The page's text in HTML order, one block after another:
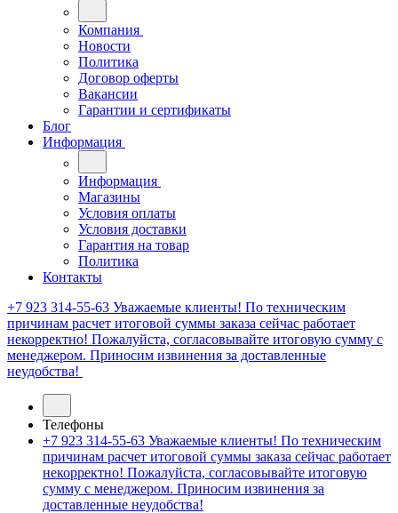
Компания
Новости
Политика
Договор оферты
Вакансии
Гарантии и сертификаты
Блог
Информация
Информация
Магазины
Условия оплаты
Условия доставки
Гарантия на товар
Политика
Контакты
+7 923 314-55-63 Уважаемые клиенты! По техническим
причинам расчет итоговой суммы заказа сейчас работает
некорректно! Пожалуйста, согласовывайте итоговую сумму с
менеджером. Приносим извинения за доставленные
неудобства!
Телефоны
+7 923 314-55-63 Уважаемые клиенты! По техническим
причинам расчет итоговой суммы заказа сейчас работает
некорректно! Пожалуйста, согласовывайте итоговую
сумму с менеджером. Приносим извинения за
доставленные неудобства!